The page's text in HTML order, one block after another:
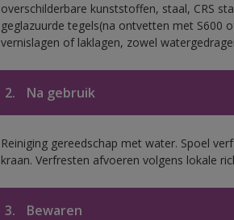
overschilderbare kunststoffen, staal, CRS
geglazuurde tegels(na ontvetten met S600
vernislagen of laklagen, zowel
2. Na gebruik
Reiniging gereedschap met water. Spoel
kraan. Verfresten afvoeren volgens lokale
3. Bewaren